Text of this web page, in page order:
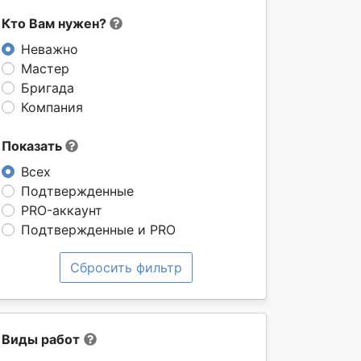
Кто Вам нужен?
Неважно
Мастер
Бригада
Компания
Показать
Всех
Подтвержденные
PRO-аккаунт
Подтвержденные и PRO
Сбросить фильтр
Виды работ